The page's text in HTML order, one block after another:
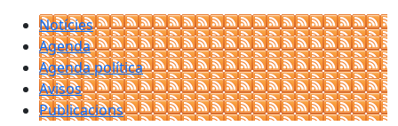
Notícies
Agenda
Agenda política
Avisos
Publicacions